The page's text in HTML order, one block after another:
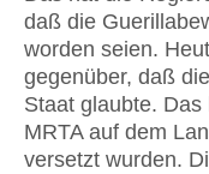
daß die
worden seien.
gegenüber, daß
Staat glaubte.
MRTA auf dem
versetzt wurden.